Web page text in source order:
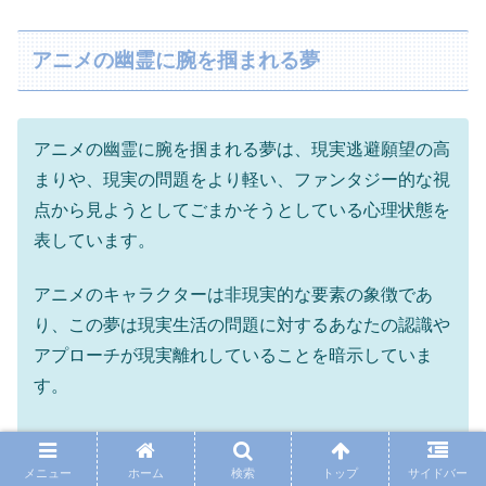
アニメの幽霊に腕を掴まれる夢
アニメの幽霊に腕を掴まれる夢は、現実逃避願望の高
まりや、現実の問題をより軽い、ファンタジー的な視
点から見ようとしてごまかそうとしている心理状態を
表しています。
アニメのキャラクターは非現実的な要素の象徴であ
り、この夢は現実生活の問題に対するあなたの認識や
アプローチが現実離れしていることを暗示していま
す。
※ 幽霊に腕を掴まれる夢の意味については、以下の記事
メニュー ホーム 検索 トップ サイドバー